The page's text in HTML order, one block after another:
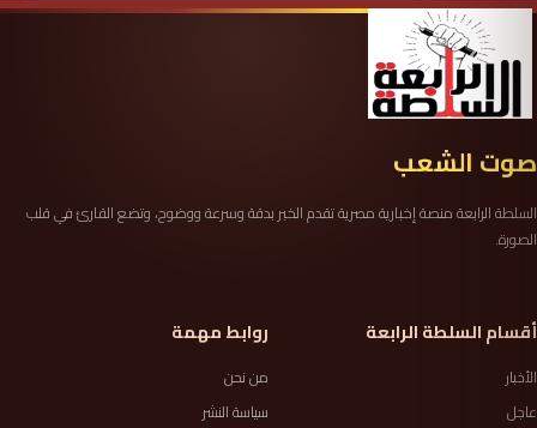
صوت الشعب
السلطة الرابعة منصة إخبارية مصرية تقدم الخبر بدقة وسرعة ووضوح، وتضع القارئ في قلب
الصورة.
أقسام السلطة الرابعة
الأخبار
عاجل
روابط مهمة
من نحن
سياسة النشر